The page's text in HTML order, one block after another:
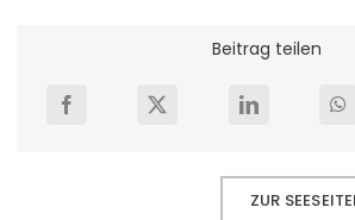
Beitrag teilen
ZUR